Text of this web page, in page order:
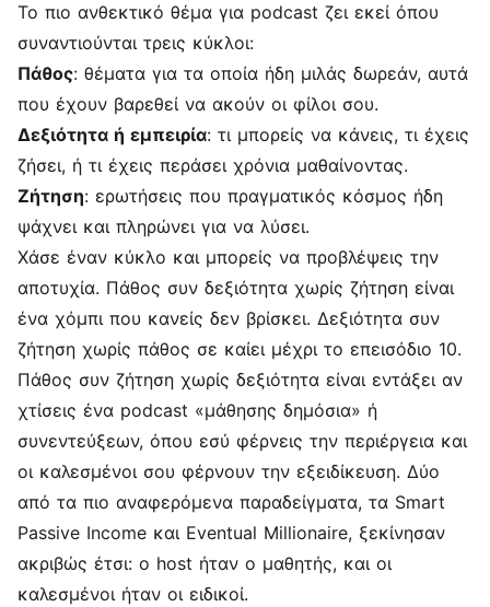
Το πιο ανθεκτικό θέμα για podcast ζει εκεί όπου
συναντιούνται τρεις κύκλοι:
Πάθος: θέματα για τα οποία ήδη μιλάς δωρεάν, αυτά
που έχουν βαρεθεί να ακούν οι φίλοι σου.
Δεξιότητα ή εμπειρία: τι μπορείς να κάνεις, τι έχεις
ζήσει, ή τι έχεις περάσει χρόνια μαθαίνοντας.
Ζήτηση: ερωτήσεις που πραγματικός κόσμος ήδη
ψάχνει και πληρώνει για να λύσει.
Χάσε έναν κύκλο και μπορείς να προβλέψεις την
αποτυχία. Πάθος συν δεξιότητα χωρίς ζήτηση είναι
ένα χόμπι που κανείς δεν βρίσκει. Δεξιότητα συν
ζήτηση χωρίς πάθος σε καίει μέχρι το επεισόδιο 10.
Πάθος συν ζήτηση χωρίς δεξιότητα είναι εντάξει αν
χτίσεις ένα podcast «μάθησης δημόσια» ή
συνεντεύξεων, όπου εσύ φέρνεις την περιέργεια και
οι καλεσμένοι σου φέρνουν την εξειδίκευση. Δύο
από τα πιο αναφερόμενα παραδείγματα, τα Smart
Passive Income και Eventual Millionaire, ξεκίνησαν
ακριβώς έτσι: ο host ήταν ο μαθητής, και οι
καλεσμένοι ήταν οι ειδικοί.